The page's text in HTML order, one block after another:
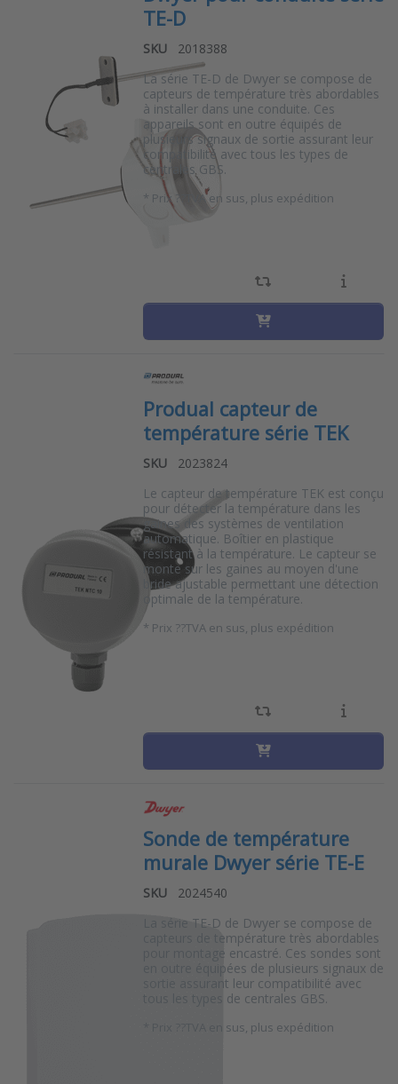
TE-D
SKU
2018388
La série TE-D de Dwyer se compose de
capteurs de température très abordables
à installer dans une conduite. Ces
appareils sont en outre équipés de
plusieurs signaux de sortie assurant leur
compatibilité avec tous les types de
centrales GBS.
* Prix ??TVA en sus, plus expédition
Produal capteur de
température série TEK
SKU
2023824
Le capteur de température TEK est conçu
pour détecter la température dans les
gaines des systèmes de ventilation
automatique. Boîtier en plastique
résistant à la température. Le capteur se
monte sur les gaines au moyen d'une
bride ajustable permettant une détection
optimale de la température.
* Prix ??TVA en sus, plus expédition
Sonde de température
murale Dwyer série TE-E
SKU
2024540
La série TE-D de Dwyer se compose de
capteurs de température très abordables
pour montage encastré. Ces sondes sont
en outre équipées de plusieurs signaux de
sortie assurant leur compatibilité avec
tous les types de centrales GBS.
* Prix ??TVA en sus, plus expédition